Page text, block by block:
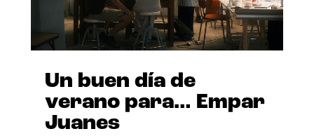
Un buen día de
verano para… Empar
Juanes